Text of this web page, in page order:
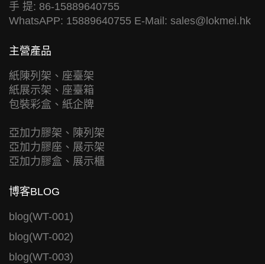
手 提: 86-15889640755
WhatsAPP: 15889640755 E-Mail: sales@lokmei.hk
主營產品
紙陳列架、座臺架
紙展示架、座臺箱
包裝彩盒、紙企牌
亞加力膠架、陳列架
亞加力膠座、展示架
亞加力膠盒、展示櫃
博客BLOG
blog(WT-001)
blog(WT-002)
blog(WT-003)